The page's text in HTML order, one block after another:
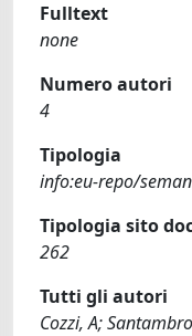
Fulltext
none
Numero autori
4
Tipologia
info:eu-repo/
Tipologia sito
262
Tutti gli autori
Cozzi, A;